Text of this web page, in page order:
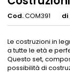
Cod.COM391 di
Le costruzioni in
a tutte le età e
Questo set,
possibilità di